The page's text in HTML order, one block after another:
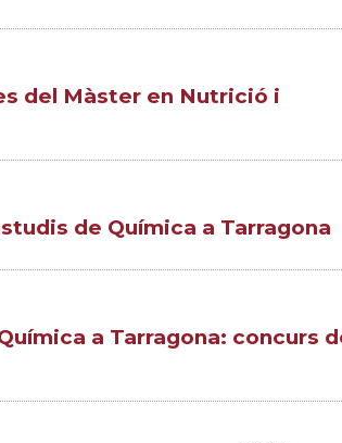
del Màster en Nutrició i
de Química a Tarragona
a Tarragona: concurs